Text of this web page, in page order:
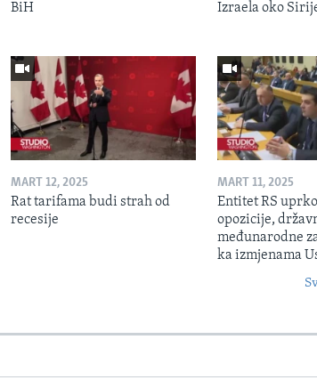
BiH
Izraela oko
MART 12, 2025
Rat tarifama budi strah od
recesije
MART 11, 2025
Entitet RS
opozicije,
međunarodne
ka izmjenama